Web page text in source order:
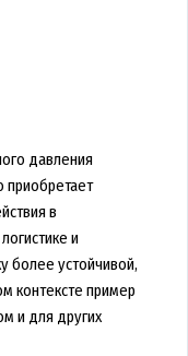
давления
приобретает
в
и
более устойчивой,
контексте пример
и для других